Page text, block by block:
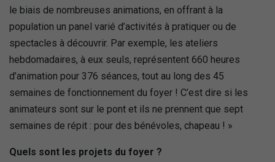
le biais de nombreuses animations, en offrant à la
population un panel varié d’activités à pratiquer ou de
spectacles à découvrir. Par exemple, les ateliers
hebdomadaires, à eux seuls, représentent 660 heures
d’animation pour 376 séances, tout au long des 45
semaines de fonctionnement du foyer ! C’est dire si les
animateurs sont sur le pont et ils ne prennent que sept
semaines de répit : pour des bénévoles, chapeau ! »
Quels sont les projets du foyer ?